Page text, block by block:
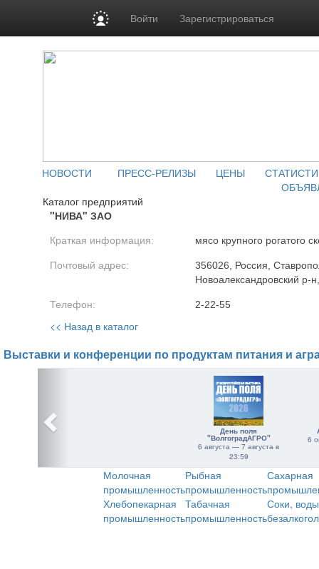
Войти Зарегистрироваться
НОВОСТИ ПРЕСС-РЕЛИЗЫ ЦЕНЫ
Каталог предприятий
"НИВА" ЗАО
Краткая информация: мясо крупного рогатого
Почтовый адрес:
356026, Россия,
Новоалександровский р-
Телефон: 2-22-55
<< Назад в каталог
Выставки и конференции по продуктам питания и
День поля
"ВолгоградАГРО"
6 августа — 7 августа в
23:59
6
Молочная
промышленность
Рыбная
промышленность
Сахарная
Хлебопекарная
промышленность
Табачная
промышленность
Соки,